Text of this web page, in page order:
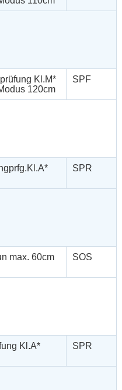
Kl.M*
120cm
SPF
SPR
max. 60cm SOS
Kl.A*
SPR